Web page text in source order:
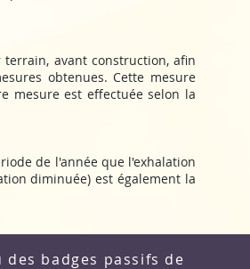
avant construction, afin
obtenues. Cette mesure
mesure est effectuée selon la
de l'année que l'exhalation
diminuée) est également la
badges passifs de